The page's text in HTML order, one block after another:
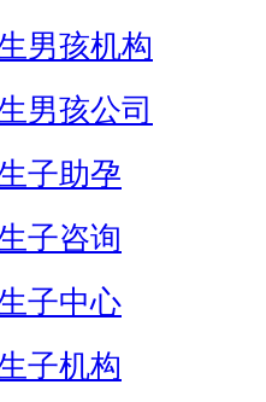
男孩机构
男孩公司
子助孕
子咨询
子中心
子机构